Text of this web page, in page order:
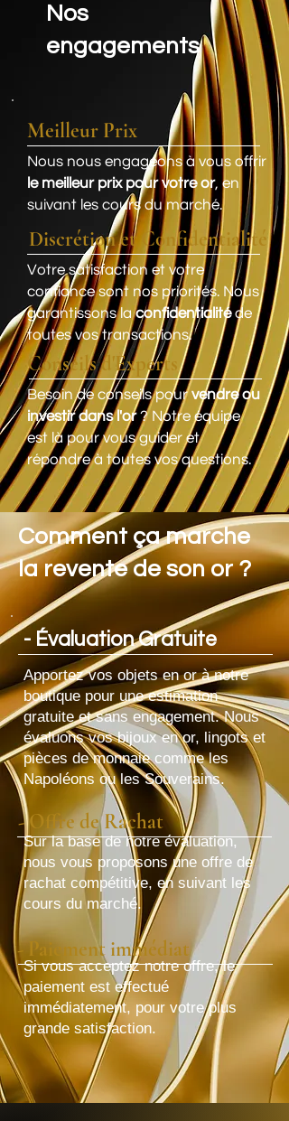
Nos
engagements
Meilleur Prix
Nous nous engageons à vous offrir
le meilleur prix pour votre or, en
suivant les cours du marché.
Discrétion et Confidentialité
Votre satisfaction et votre
confiance sont nos priorités. Nous
garantissons laconfidentialitéde
toutes vos transactions.
Conseils d'Experts
Besoin de conseils pourvendre ou
investir dans l'or? Notre équipe
est là pour vous guider et
répondre à toutes vos questions.
Comment ça marche
la revente de son or ?
- Évaluation Gratuite
Apportez vos objets en or à notre
boutique pour une estimation
gratuite et sans engagement. Nous
évaluons vos bijoux en or, lingots et
pièces de monnaie comme les
Napoléons ou les Souverains.
Sur la base de notre évaluation,
nous vous proposons une offre de
rachat compétitive, en suivant les
cours du marché.
Si vous acceptez notre offre, le
paiement est effectué
immédiatement, pour votre plus
grande satisfaction.
- Offre de Rachat
- Paiement immédiat